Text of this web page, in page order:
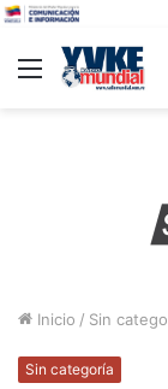
Menu
Inicio / Sin
Sin categoría